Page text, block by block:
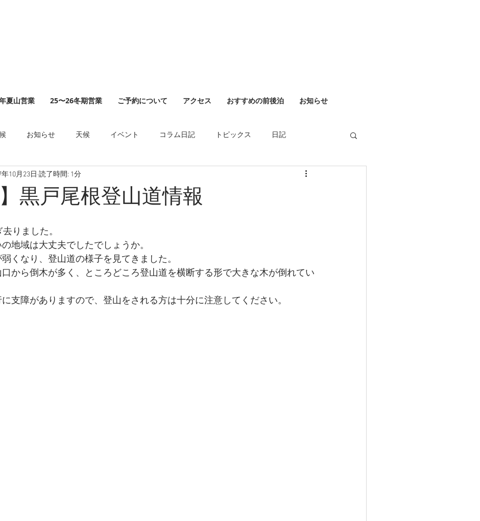
夏山営業 25〜26冬期営業 ご予約について アクセス おすすめの前後泊 お知らせ
お知らせ 天候 イベント コラム日記 トピックス 日記
】黒戸尾根登山道情報
年10月23日 読了時間: 1分
りました。
地域は大丈夫でしたでしょうか。
くなり、登山道の様子を見てきました。
から倒木が多く、ところどころ登山道を横断する形で大きな木が倒れてい
支障がありますので、登山をされる方は十分に注意してください。